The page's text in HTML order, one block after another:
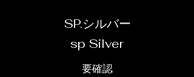
SP.シルバー
sp Silver
要確認